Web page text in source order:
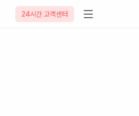
24시간 고객센터